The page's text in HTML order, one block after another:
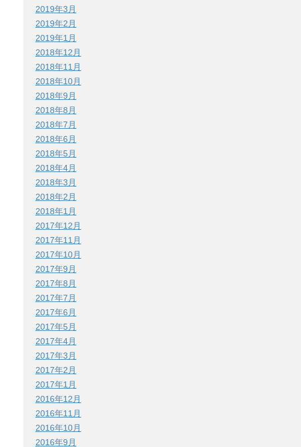
2019年3月
2019年2月
2019年1月
2018年12月
2018年11月
2018年10月
2018年9月
2018年8月
2018年7月
2018年6月
2018年5月
2018年4月
2018年3月
2018年2月
2018年1月
2017年12月
2017年11月
2017年10月
2017年9月
2017年8月
2017年7月
2017年6月
2017年5月
2017年4月
2017年3月
2017年2月
2017年1月
2016年12月
2016年11月
2016年10月
2016年9月